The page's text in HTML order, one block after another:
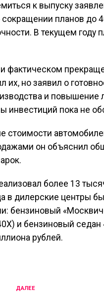
к выпуску
планов до
В текущем году
фактическом
их, но заявил о
и повышение
инвестиций пока не
стоимости
он объяснил
более 13
в дилерские центры
бензиновый
и бензиновый седан
рублей.
ДАЛЕЕ